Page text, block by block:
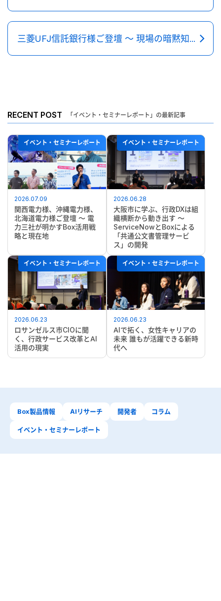
三菱UFJ信託銀行様ご登壇 ～ 現場の暗黙知をAI時代のナレッジ資産に変える
RECENT POST 「イベント・セミナーレポート」の最新記事
イベント・セミナーレポート
2026.07.09
関西電力様、沖縄電力様、
北海道電力様ご登壇 ～ 電
力三社が明かすBox活用戦
略と現在地
イベント・セミナーレポート
2026.06.28
大阪市に学ぶ、行政DXは組
織横断から動き出す ～
ServiceNowとBoxによる
「共通公文書管理サービ
ス」の開発
イベント・セミナーレポート
2026.06.23
ロサンゼルス市CIOに聞
く、行政サービス改革とAI
活用の現実
イベント・セミナーレポート
2026.06.23
AIで拓く、女性キャリアの
未来 誰もが活躍できる新時
代へ
Box製品情報 AIリサーチ 開発者 コラム
イベント・セミナーレポート